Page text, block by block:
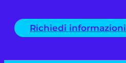
Richiedi informazioni